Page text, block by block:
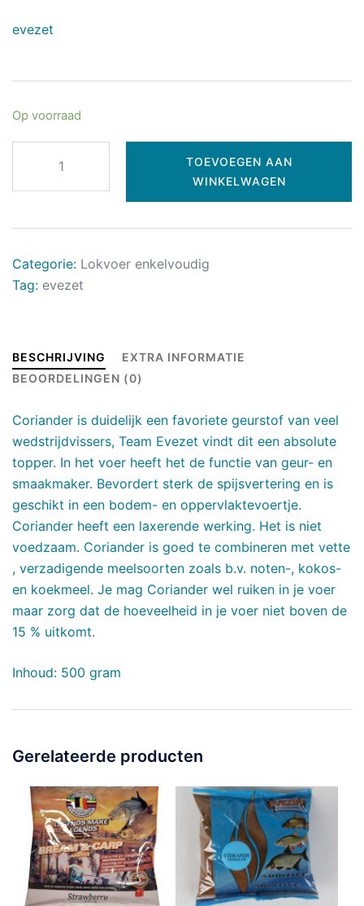
evezet
Op voorraad
TOEVOEGEN AAN
WINKELWAGEN
Categorie: Lokvoer enkelvoudig
Tag: evezet
BESCHRIJVING
EXTRA INFORMATIE
BEOORDELINGEN (0)
Coriander is duidelijk een favoriete geurstof van veel
wedstrijdvissers, Team Evezet vindt dit een absolute
topper. In het voer heeft het de functie van geur- en
smaakmaker. Bevordert sterk de spijsvertering en is
geschikt in een bodem- en oppervlaktevoertje.
Coriander heeft een laxerende werking. Het is niet
voedzaam. Coriander is goed te combineren met vette
, verzadigende meelsoorten zoals b.v. noten-, kokos-
en koekmeel. Je mag Coriander wel ruiken in je voer
maar zorg dat de hoeveelheid in je voer niet boven de
15 % uitkomt.
Inhoud: 500 gram
Gerelateerde producten